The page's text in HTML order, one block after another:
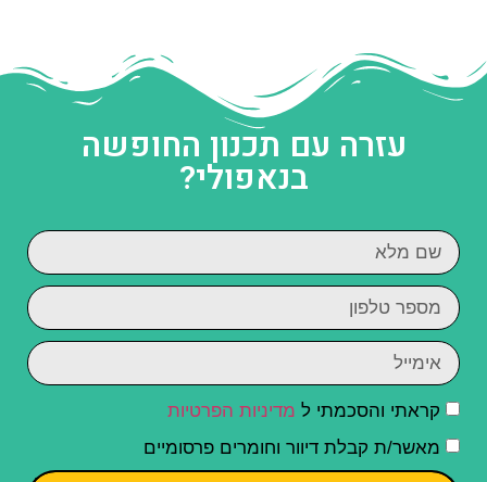
עזרה עם תכנון החופשה
בנאפולי?
קראתי והסכמתי ל מדיניות הפרטיות
מאשר/ת קבלת דיוור וחומרים פרסומיים